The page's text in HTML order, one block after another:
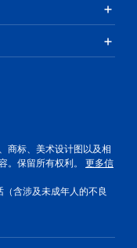
商标、美术设计图以及相
。保留所有权利。 更多信
含涉及未成年人的不良